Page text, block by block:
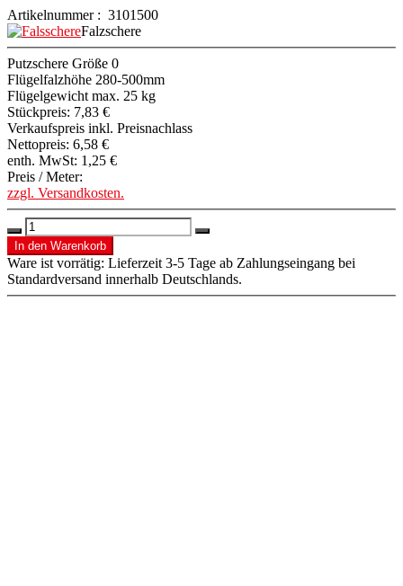
Artikelnummer : 3101500
Falzschere
Putzschere Größe 0
Flügelfalzhöhe 280-500mm
Flügelgewicht max. 25 kg
Stückpreis: 7,83 €
Verkaufspreis inkl. Preisnachlass
Nettopreis: 6,58 €
enth. MwSt: 1,25 €
Preis / Meter:
zzgl. Versandkosten.
Ware ist vorrätig: Lieferzeit 3-5 Tage ab Zahlungseingang bei
Standardversand innerhalb Deutschlands.